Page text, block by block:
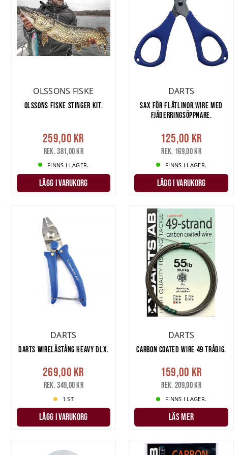
OLSSONS FISKE
OLSSONS FISKE STINGER KIT.
259,00 kr
Rek. 381,00 kr
FINNS I LAGER.
LÄGG I VARUKORG
DARTS
SAX FÖR FLÄTLINOR,WIRE MED
FJÄDERRINGSÖPPNARE.
125,00 kr
Rek. 169,00 kr
FINNS I LAGER.
LÄGG I VARUKORG
DARTS
DARTS WIRELÅSTÅNG HEAVY DLX.
269,00 kr
Rek. 349,00 kr
1 ST
LÄGG I VARUKORG
DARTS
CARBON COATED WIRE 49 TRÅDIG.
159,00 kr
Rek. 209,00 kr
FINNS I LAGER.
LÄS MER